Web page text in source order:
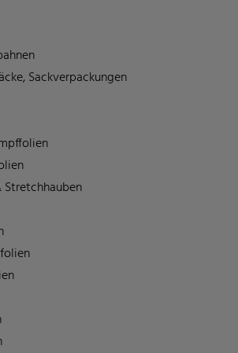
Sackverpackungen